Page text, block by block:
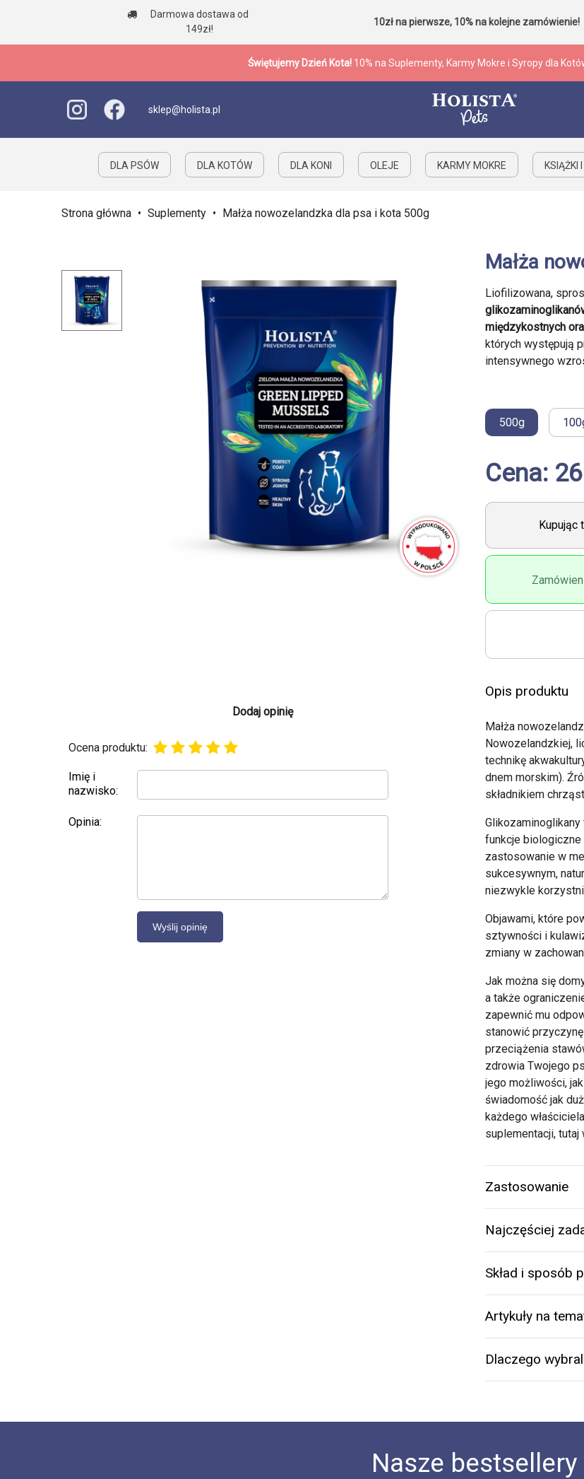
Darmowa dostawa od
149zł!
10zł na pierwsze, 10% na kolejne zamówienie!
Świętujemy Dzień Kota! 10% na Suplementy, Karmy Mokre i Syropy dla
sklep@holista.pl
DLA PSÓW DLA KOTÓW DLA KONI OLEJE KARMY MOKRE KSIĄŻKI
Strona główna • Suplementy • Małża nowozelandzka dla psa i kota 500g
Dodaj opinię
Ocena produktu:
Imię i
nazwisko:
Opinia:
Małża
Liofilizowana,
międzykostnych
których występują
intensywnego
500g
Cena:
Kupując
Opis produktu
Małża
Nowozelandzkiej,
technikę
dnem morskim).
składnikiem
funkcje
zastosowanie w
sukcesywnym,
niezwykle
Objawami, które
sztywności i
zmiany w
Jak można się
a także
zapewnić mu
stanowić
przeciążenia
zdrowia Twojego
jego możliwości,
świadomość jak
każdego
suplementacji, tutaj
Zastosowanie
Najczęściej
Skład i sposób
Artykuły na
Dlaczego
Nasze bestsellery